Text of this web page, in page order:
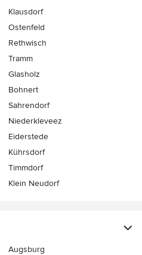
Klausdorf
Ostenfeld
Rethwisch
Tramm
Glasholz
Bohnert
Sahrendorf
Niederkleveez
Eiderstede
Kührsdorf
Timmdorf
Klein Neudorf
Augsburg